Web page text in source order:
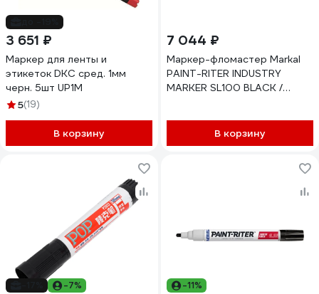
3 651 ₽
Маркер для ленты и
этикеток DKC сред. 1мм
черн. 5шт UP1M
5(19)
В корзину
7 044 ₽
Маркер-фломастер Markal
PAINT-RITER INDUSTRY
MARKER SL100 BLACK /
В корзину
-7% -11%